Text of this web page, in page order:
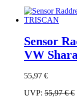
Sensor
VW
55,97 €
UVP: 55,97 €€